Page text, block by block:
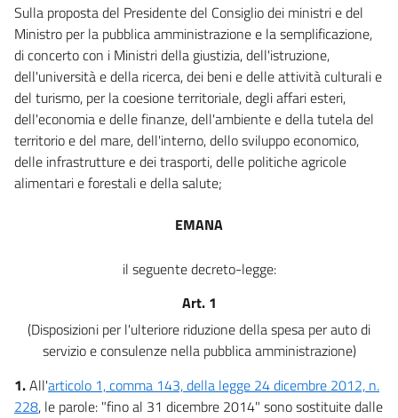
Sulla proposta del Presidente del Consiglio dei ministri e del
Ministro per la pubblica amministrazione e la semplificazione,
di concerto con i Ministri della giustizia, dell'istruzione,
dell'università e della ricerca, dei beni e delle attività culturali e
del turismo, per la coesione territoriale, degli affari esteri,
dell'economia e delle finanze, dell'ambiente e della tutela del
territorio e del mare, dell'interno, dello sviluppo economico,
delle infrastrutture e dei trasporti, delle politiche agricole
alimentari e forestali e della salute;
EMANA
il seguente decreto-legge:
Art. 1
(Disposizioni per l'ulteriore riduzione della spesa per auto di
servizio e consulenze nella pubblica amministrazione)
1.All'articolo 1, comma 143, della legge 24 dicembre 2012, n.
228, le parole: "fino al 31 dicembre 2014" sono sostituite dalle